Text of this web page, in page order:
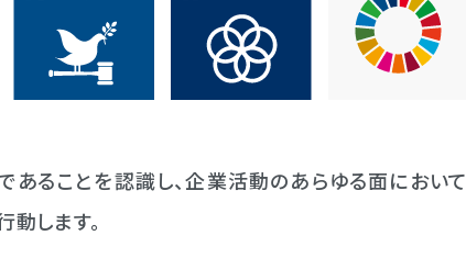
ることを認識し、企業活動のあらゆる面において
します。